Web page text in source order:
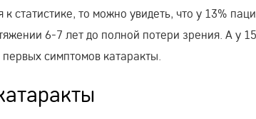
к статистике, то можно увидеть, что у 13%
6-7 лет до полной потери зрения. А у
симптомов катаракты.